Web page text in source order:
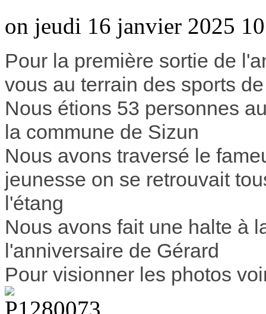
on jeudi 16 janvier 2025
Pour la première sortie de
vous au terrain des sports
Nous étions 53 personnes
la commune de Sizun
Nous avons traversé le
jeunesse on se retrouvait
l'étang
Nous avons fait une halte à
l'anniversaire de Gérard
Pour visionner les photos